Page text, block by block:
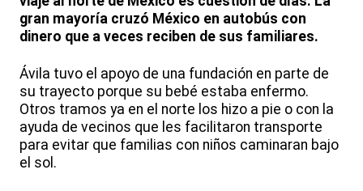
gran mayoría cruzó México en autobús con
dinero que a veces reciben de sus familiares.
Ávila tuvo el apoyo de una fundación en parte de
su trayecto porque su bebé estaba enfermo.
Otros tramos ya en el norte los hizo a pie o con la
ayuda de vecinos que les facilitaron transporte
para evitar que familias con niños caminaran bajo
el sol.